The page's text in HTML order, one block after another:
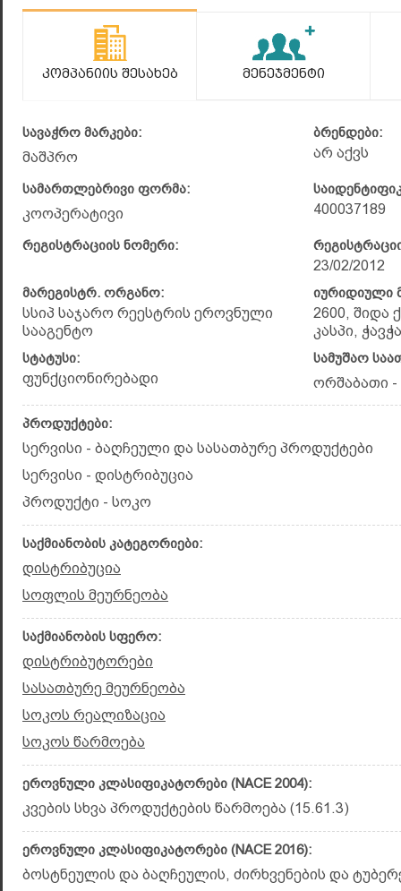
Კომპანიის Შესახებ Მენეჯმენტი
სავაჭრო მარკები:
მაშპრო
ბრენდები:
არ აქვს
სამართლებრივი ფორმა:
კოოპერატივი 400037189
რეგისტრაციის ნომერი:
23/02/2012
მარეგისტრ. ორგანო:
სსიპ საჯარო რეესტრის ეროვნული
სააგენტო
იურიდიული
2600, შიდა
კასპი,
სტატუსი:
ფუნქციონირებადი
სამუშაო
ორშაბათი -
პროდუქტები:
სერვისი - ბაღჩეული და სასათბურე პროდუქტები
სერვისი - დისტრიბუცია
პროდუქტი - სოკო
საქმიანობის კატეგორიები:
დისტრიბუცია
სოფლის მეურნეობა
საქმიანობის სფერო:
დისტრიბუტორები
სასათბურე მეურნეობა
სოკოს რეალიზაცია
სოკოს წარმოება
ეროვნული კლასიფიკატორები (NACE 2004):
კვების სხვა პროდუქტების წარმოება (15.61.3)
ეროვნული კლასიფიკატორები (NACE 2016):
ბოსტნეულის და ბაღჩეულის, ძირხვენების და